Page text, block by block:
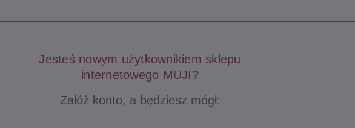
Jesteś nowym użytkownikiem sklepu
internetowego MUJI?
Załóż konto, a będziesz mógł: